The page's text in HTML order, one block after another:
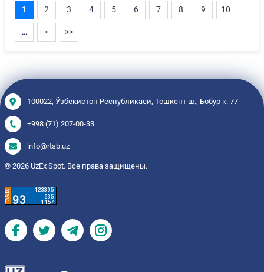
1 2 3 4 5 6 7 8 9 10
… > >>
100022, Ўзбекистон Республикаси, Тошкент ш., Бобур к. 77
+998 (71) 207-00-33
info@rtsb.uz
© 2026 UzEx Spot. Все права защищены.